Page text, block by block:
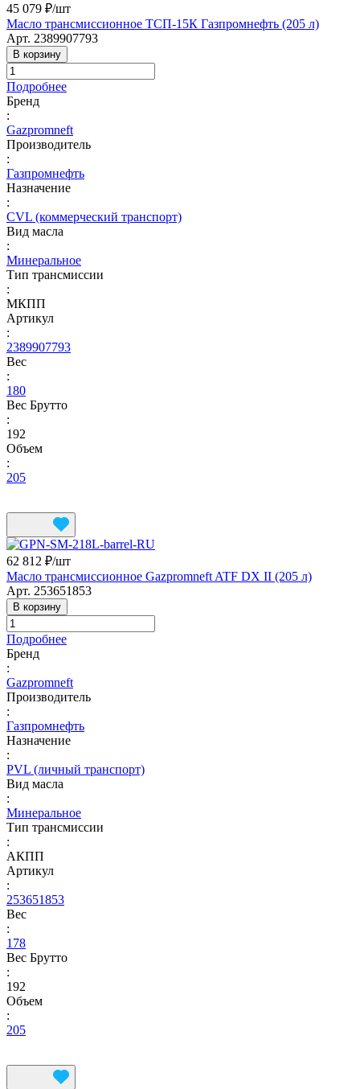
45 079 ₽/шт
Масло трансмиссионное ТСП-15К Газпромнефть (205 л)
Арт. 2389907793
В корзину
Подробнее
Бренд
:
Gazpromneft
Производитель
:
Газпромнефть
Назначение
:
CVL (коммерческий транспорт)
Вид масла
:
Минеральное
Тип трансмиссии
:
МКПП
Артикул
:
2389907793
Вес
:
180
Вес Брутто
:
192
Объем
:
205
62 812 ₽/шт
Масло трансмиссионное Gazpromneft ATF DX II (205 л)
Арт. 253651853
В корзину
Подробнее
Бренд
:
Gazpromneft
Производитель
:
Газпромнефть
Назначение
:
PVL (личный транспорт)
Вид масла
:
Минеральное
Тип трансмиссии
:
АКПП
Артикул
:
253651853
Вес
:
178
Вес Брутто
:
192
Объем
:
205